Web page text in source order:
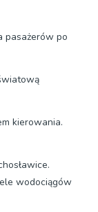
pasażerów po
kierowania.
wodociągów